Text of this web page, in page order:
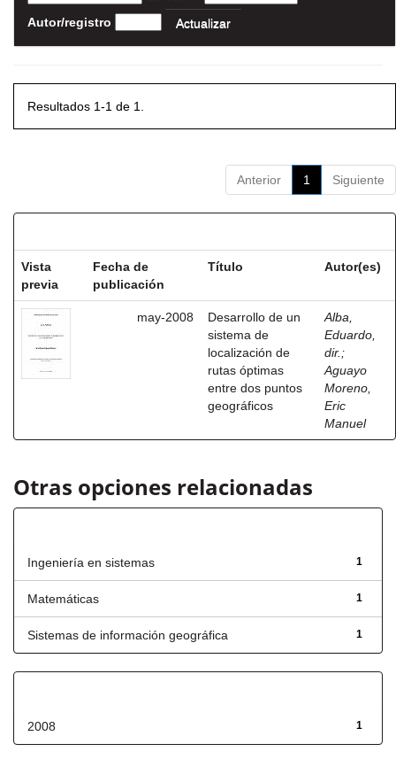
Autor/registro
Resultados 1-1 de 1.
Anterior 1 Siguiente
Vista
previa
Fecha de
publicación
Título Autor(es)
may-2008
Desarrollo de un
sistema de
localización de
rutas óptimas
entre dos puntos
geográficos
Alba,
Eduardo,
dir. ;
Aguayo
Moreno,
Eric
Manuel
Otras opciones relacionadas
1
Ingeniería en sistemas
1
Matemáticas
1
Sistemas de información geográfica
1
2008